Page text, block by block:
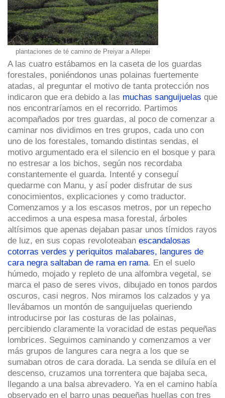
plantaciones de té camino de Preiyar a Allepei
A las cuatro estábamos en la caseta de los guardas
forestales, poniéndonos unas polainas fuertemente
atadas, al preguntar el motivo de tanta protección nos
indicaron que era debido a las muchas sanguijuelas que
nos encontraríamos en el recorrido. Partimos
acompañados por tres guardas, al poco de comenzar a
caminar nos dividimos en tres grupos, cada uno con
uno de los forestales, tomando distintas sendas, el
motivo argumentado era el silencio en el bosque y para
no estresar a los bichos, según nos recordaba
constantemente el guarda. Intenté y conseguí
quedarme con Manu, y así poder disfrutar de sus
conocimientos, explicaciones y como traductor.
Comenzamos y a los escasos metros, por un repecho
accedimos a una espesa masa forestal, árboles
altísimos que apenas dejaban pasar unos tímidos rayos
de luz, en sus copas revoloteaban escandalosas
cotorras verdes y periquitos malabares, langures de
cara negra saltaban de rama en rama. En el suelo
húmedo, mojado y repleto de una alfombra vegetal, se
marca el paso de seres vivos, dibujado en tonos pardos
oscuros, casi negros. Nos miramos los calzados y ya
llevábamos un montón de sanguijuelas queriendo
introducirse por las costuras de las polainas,
percibiendo claramente la voracidad de estas pequeñas
lombrices. Seguimos caminando y comenzamos a ver
más grupos de langures cara negra a los que se
sumaban otros de cara dorada. La senda se diluía en el
descenso, cruzamos una torrentera que bajaba seca,
llegando a una balsa abrevadero. Ya en el camino había
observado en el barro unas pequeñas huellas con tres